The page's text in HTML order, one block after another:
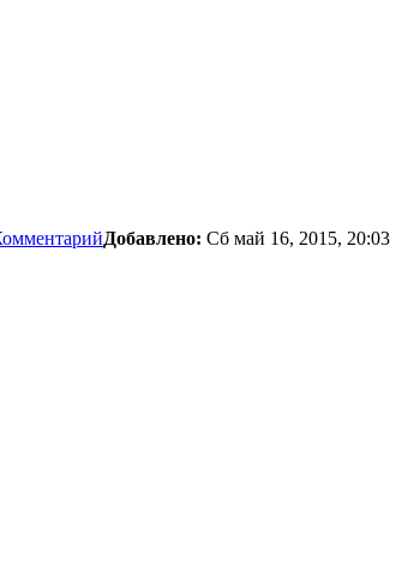
Добавлено: Сб май 16, 2015, 20:03